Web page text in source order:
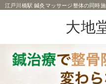
江戸川橋駅 鍼灸マッサージ整体の同時
大地